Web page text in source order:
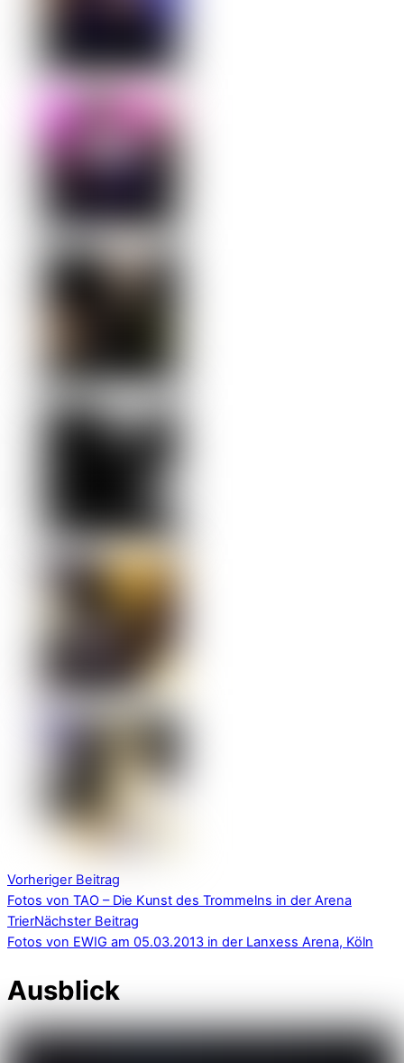
Vorheriger Beitrag
Fotos von TAO – Die Kunst des Trommelns in der Arena
TrierNächster Beitrag
Fotos von EWIG am 05.03.2013 in der Lanxess Arena, Köln
Ausblick